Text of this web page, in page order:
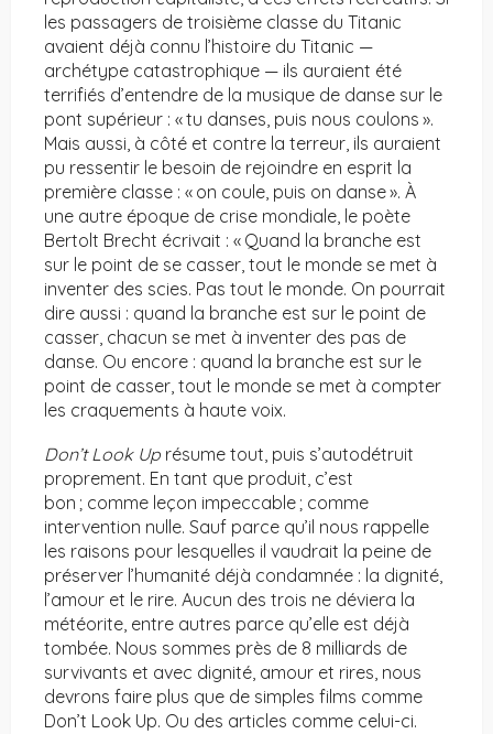
les passagers de troisième classe du Titanic
avaient déjà connu l’histoire du Titanic —
archétype catastrophique — ils auraient été
terrifiés d’entendre de la musique de danse sur le
pont supérieur : « tu danses, puis nous coulons ».
Mais aussi, à côté et contre la terreur, ils auraient
pu ressentir le besoin de rejoindre en esprit la
première classe : « on coule, puis on danse ». À
une autre époque de crise mondiale, le poète
Bertolt Brecht écrivait : « Quand la branche est
sur le point de se casser, tout le monde se met à
inventer des scies. Pas tout le monde. On pourrait
dire aussi : quand la branche est sur le point de
casser, chacun se met à inventer des pas de
danse. Ou encore : quand la branche est sur le
point de casser, tout le monde se met à compter
les craquements à haute voix.
Don’t Look Up résume tout, puis s’autodétruit
proprement. En tant que produit, c’est
bon ; comme leçon impeccable ; comme
intervention nulle. Sauf parce qu’il nous rappelle
les raisons pour lesquelles il vaudrait la peine de
préserver l’humanité déjà condamnée : la dignité,
l’amour et le rire. Aucun des trois ne déviera la
météorite, entre autres parce qu’elle est déjà
tombée. Nous sommes près de 8 milliards de
survivants et avec dignité, amour et rires, nous
devrons faire plus que de simples films comme
Don’t Look Up. Ou des articles comme celui-ci.